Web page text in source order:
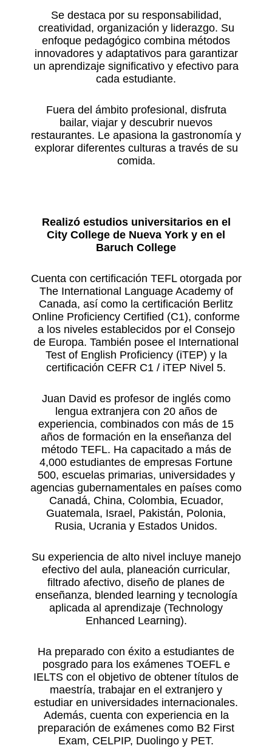
Se destaca por su responsabilidad,
creatividad, organización y liderazgo. Su
enfoque pedagógico combina métodos
innovadores y adaptativos para garantizar
un aprendizaje significativo y efectivo para
cada estudiante.
Fuera del ámbito profesional, disfruta
bailar, viajar y descubrir nuevos
restaurantes. Le apasiona la gastronomía y
explorar diferentes culturas a través de su
comida.
Realizó estudios universitarios en el
City College de Nueva York y en el
Baruch College
Cuenta con certificación TEFL otorgada por
The International Language Academy of
Canada, así como la certificación Berlitz
Online Proficiency Certified (C1), conforme
a los niveles establecidos por el Consejo
de Europa. También posee el International
Test of English Proficiency (iTEP) y la
certificación CEFR C1 / iTEP Nivel 5.
Juan David es profesor de inglés como
lengua extranjera con 20 años de
experiencia, combinados con más de 15
años de formación en la enseñanza del
método TEFL. Ha capacitado a más de
4,000 estudiantes de empresas Fortune
500, escuelas primarias, universidades y
agencias gubernamentales en países como
Canadá, China, Colombia, Ecuador,
Guatemala, Israel, Pakistán, Polonia,
Rusia, Ucrania y Estados Unidos.
Su experiencia de alto nivel incluye manejo
efectivo del aula, planeación curricular,
filtrado afectivo, diseño de planes de
enseñanza, blended learning y tecnología
aplicada al aprendizaje (Technology
Enhanced Learning).
Ha preparado con éxito a estudiantes de
posgrado para los exámenes TOEFL e
IELTS con el objetivo de obtener títulos de
maestría, trabajar en el extranjero y
estudiar en universidades internacionales.
Además, cuenta con experiencia en la
preparación de exámenes como B2 First
Exam, CELPIP, Duolingo y PET.